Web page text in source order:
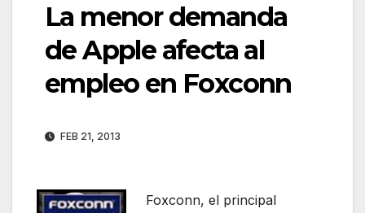
La menor demanda
de Apple afecta al
empleo en Foxconn
FEB 21, 2013
Foxconn, el principal